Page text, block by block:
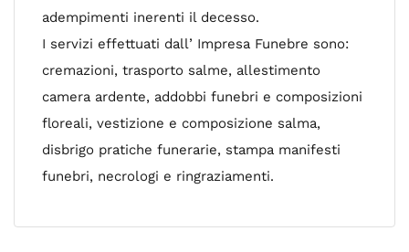
adempimenti inerenti il decesso.
I servizi effettuati dall’ Impresa Funebre sono:
cremazioni, trasporto salme, allestimento
camera ardente, addobbi funebri e composizioni
floreali, vestizione e composizione salma,
disbrigo pratiche funerarie, stampa manifesti
funebri, necrologi e ringraziamenti.